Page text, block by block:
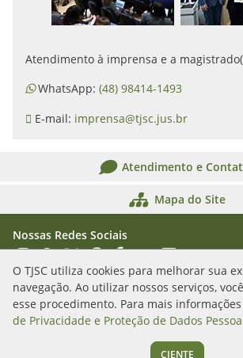
O TJSC utiliza cookies para melhorar sua
navegação. Ao utilizar nossos serviços,
esse procedimento. Para mais
de Privacidade e Proteção de Dados
CIENTE
Atendimento à imprensa e a
WhatsApp: (48) 98414-1493
E-mail: imprensa@tjsc.jus.br
Atendimento e
Mapa do Site
Nossas Redes Sociais
Acessar Instagram
Acessar WhatsApp
Acessar XAcessar Threads
Acessar Facebook
Acessar YouTube
Acessar Flickr
Rua Álvaro Millen da Silveira, n. 208
Florianópolis/SC - CEP: 88020-901